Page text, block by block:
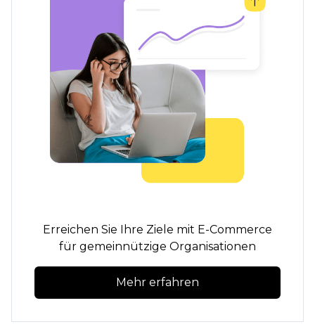
Erreichen Sie Ihre Ziele mit E-Commerce
für gemeinnützige Organisationen
Mehr erfahren